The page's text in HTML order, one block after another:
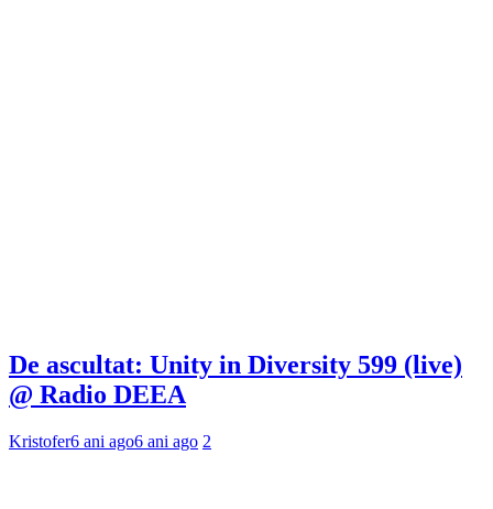
De ascultat: Unity in Diversity 599 (live)
@ Radio DEEA
Kristofer6 ani ago6 ani ago 2